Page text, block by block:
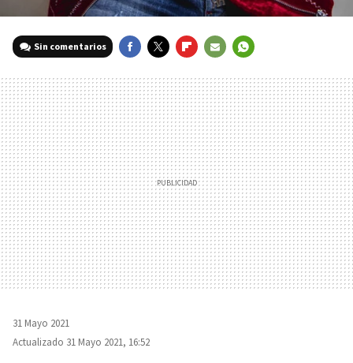
Sin comentarios
MAIL
31 Mayo 2021
Actualizado 31 Mayo 2021, 16:52